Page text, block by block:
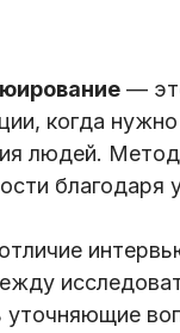
—
когда
людей. Метод
благодаря
уточняющие